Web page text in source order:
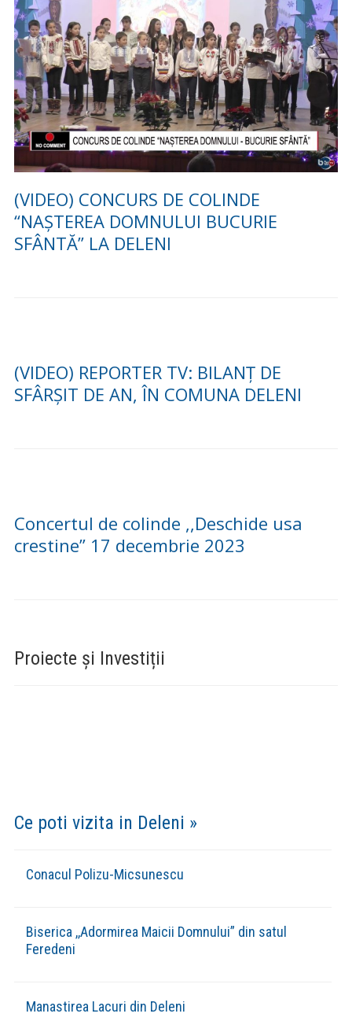
(VIDEO) CONCURS DE COLINDE
“NAȘTEREA DOMNULUI BUCURIE
SFÂNTĂ” LA DELENI
(VIDEO) REPORTER TV: BILANȚ DE
SFÂRȘIT DE AN, ÎN COMUNA DELENI
Concertul de colinde ,,Deschide usa
crestine” 17 decembrie 2023
Proiecte și Investiții
Ce poti vizita in Deleni »
Conacul Polizu-Micsunescu
Biserica ,,Adormirea Maicii Domnului” din satul
Feredeni
Manastirea Lacuri din Deleni